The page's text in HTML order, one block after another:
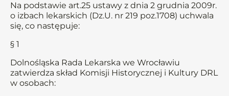
Na podstawie art.25 ustawy z dnia 2 grudnia 2009r.
o izbach lekarskich (Dz.U. nr 219 poz.1708) uchwala
się, co następuje:
§ 1
Dolnośląska Rada Lekarska we Wrocławiu
zatwierdza skład Komisji Historycznej i Kultury DRL
w osobach: